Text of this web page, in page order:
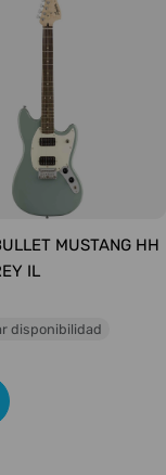
MUSTANG HH
IL
disponibilidad